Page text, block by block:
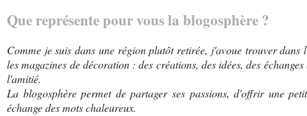
Que représente pour vous la blogosphère ?
Comme je suis dans une région plutôt retirée, j'avoue trouver dans
les magazines de décoration : des créations, des idées, des
l'amitié.
La blogosphère permet de partager ses passions, d'offrir une
échange des mots chaleureux.